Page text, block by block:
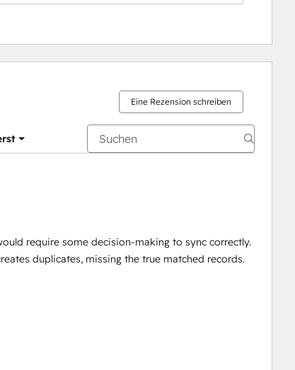
Eine Rezension schreiben
require some decision-making to sync correctly.
duplicates, missing the true matched records.